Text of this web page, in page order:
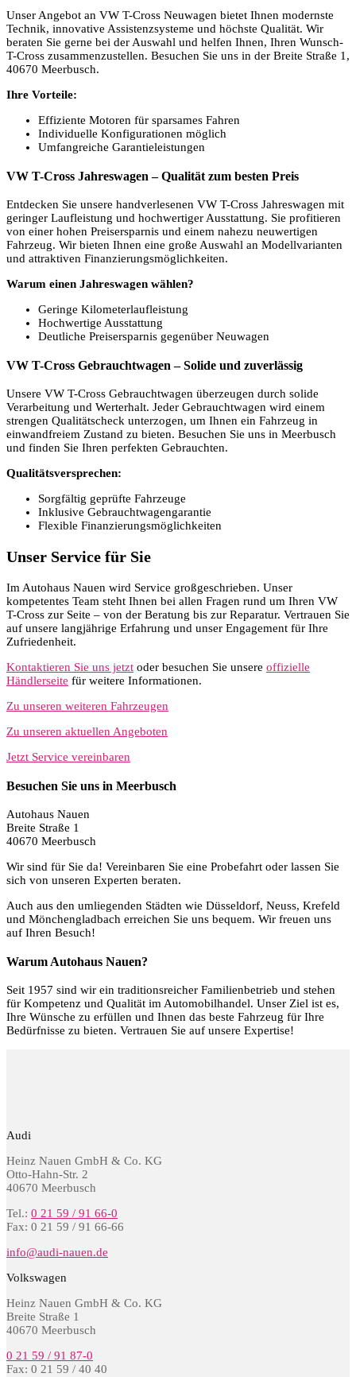
Unser Angebot an VW T-Cross Neuwagen bietet Ihnen modernste
Technik, innovative Assistenzsysteme und höchste Qualität. Wir
beraten Sie gerne bei der Auswahl und helfen Ihnen, Ihren Wunsch-
T-Cross zusammenzustellen. Besuchen Sie uns in der Breite Straße 1,
40670 Meerbusch.
Ihre Vorteile:
Effiziente Motoren für sparsames Fahren
Individuelle Konfigurationen möglich
Umfangreiche Garantieleistungen
VW T-Cross Jahreswagen – Qualität zum besten Preis
Entdecken Sie unsere handverlesenen VW T-Cross Jahreswagen mit
geringer Laufleistung und hochwertiger Ausstattung. Sie profitieren
von einer hohen Preisersparnis und einem nahezu neuwertigen
Fahrzeug. Wir bieten Ihnen eine große Auswahl an Modellvarianten
und attraktiven Finanzierungsmöglichkeiten.
Warum einen Jahreswagen wählen?
Geringe Kilometerlaufleistung
Hochwertige Ausstattung
Deutliche Preisersparnis gegenüber Neuwagen
VW T-Cross Gebrauchtwagen – Solide und zuverlässig
Unsere VW T-Cross Gebrauchtwagen überzeugen durch solide
Verarbeitung und Werterhalt. Jeder Gebrauchtwagen wird einem
strengen Qualitätscheck unterzogen, um Ihnen ein Fahrzeug in
einwandfreiem Zustand zu bieten. Besuchen Sie uns in Meerbusch
und finden Sie Ihren perfekten Gebrauchten.
Qualitätsversprechen:
Sorgfältig geprüfte Fahrzeuge
Inklusive Gebrauchtwagengarantie
Flexible Finanzierungsmöglichkeiten
Unser Service für Sie
Im Autohaus Nauen wird Service großgeschrieben. Unser
kompetentes Team steht Ihnen bei allen Fragen rund um Ihren VW
T-Cross zur Seite – von der Beratung bis zur Reparatur. Vertrauen Sie
auf unsere langjährige Erfahrung und unser Engagement für Ihre
Zufriedenheit.
Kontaktieren Sie uns jetzt oder besuchen Sie unsere offizielle
Händlerseite für weitere Informationen.
Zu unseren weiteren Fahrzeugen
Zu unseren aktuellen Angeboten
Jetzt Service vereinbaren
Besuchen Sie uns in Meerbusch
Autohaus Nauen
Breite Straße 1
40670 Meerbusch
Wir sind für Sie da! Vereinbaren Sie eine Probefahrt oder lassen Sie
sich von unseren Experten beraten.
Auch aus den umliegenden Städten wie Düsseldorf, Neuss, Krefeld
und Mönchengladbach erreichen Sie uns bequem. Wir freuen uns
auf Ihren Besuch!
Warum Autohaus Nauen?
Seit 1957 sind wir ein traditionsreicher Familienbetrieb und stehen
für Kompetenz und Qualität im Automobilhandel. Unser Ziel ist es,
Ihre Wünsche zu erfüllen und Ihnen das beste Fahrzeug für Ihre
Bedürfnisse zu bieten. Vertrauen Sie auf unsere Expertise!
Audi
Heinz Nauen GmbH & Co. KG
Otto-Hahn-Str. 2
40670 Meerbusch
Tel.: 0 21 59 / 91 66-0
Fax: 0 21 59 / 91 66-66
info@audi-nauen.de
Volkswagen
Heinz Nauen GmbH & Co. KG
Breite Straße 1
40670 Meerbusch
0 21 59 / 91 87-0
Fax: 0 21 59 / 40 40